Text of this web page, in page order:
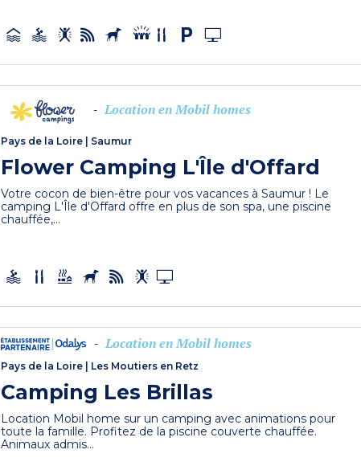
- Location en Mobil homes
Pays de la Loire Saumur
Flower Camping L'Île d'Offard
Votre cocon de bien-être pour vos vacances à Saumur ! Le
camping L'Île d'Offard offre en plus de son spa, une piscine
chauffée,...
- Location en Mobil homes
Pays de la Loire Les Moutiers en Retz
Camping Les Brillas
Location Mobil home sur un camping avec animations pour
toute la famille. Profitez de la piscine couverte chauffée.
Animaux admis...